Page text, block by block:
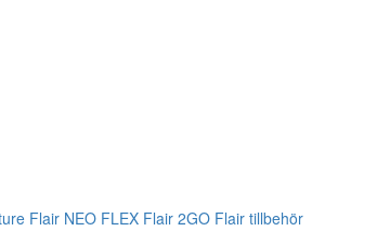
Flair NEO FLEX Flair 2GO Flair tillbehör